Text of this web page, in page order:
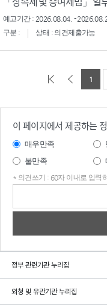
예고기간 : 2026.08.04. -
구분 :
상태 : 의견제출가능
1
이 페이지에서 제공하는
매우만족
불만족
* 의견쓰기 : 60자 이내로 입력
정부 관련기관 누리집
외청 및 유관기관 누리집